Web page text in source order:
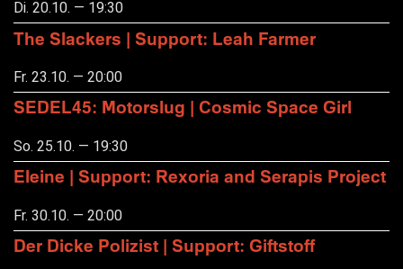
Di. 20.10. — 19:30
The Slackers | Support: Leah Farmer
Fr. 23.10. — 20:00
SEDEL45: Motorslug | Cosmic Space Girl
So. 25.10. — 19:30
Eleine | Support: Rexoria and Serapis Project
Fr. 30.10. — 20:00
Der Dicke Polizist | Support: Giftstoff